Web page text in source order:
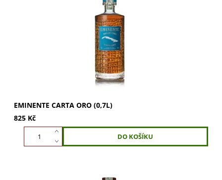
Eminente Carta Oro (0,7l) zachycuje magickou atmosféru
kubánské modré hodiny. Tento kubánský rum snoubí to
nejlepší z aguardiente, zraje min. 5 let...
EMINENTE CARTA ORO (0,7L)
825 Kč